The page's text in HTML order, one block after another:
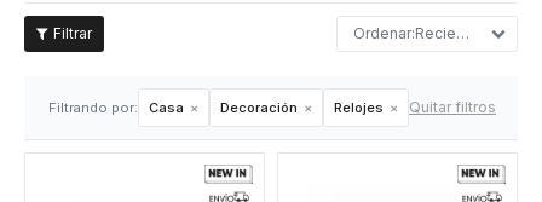
Recientes
Filtrando por: Casa Decoración Relojes Quitar filtros